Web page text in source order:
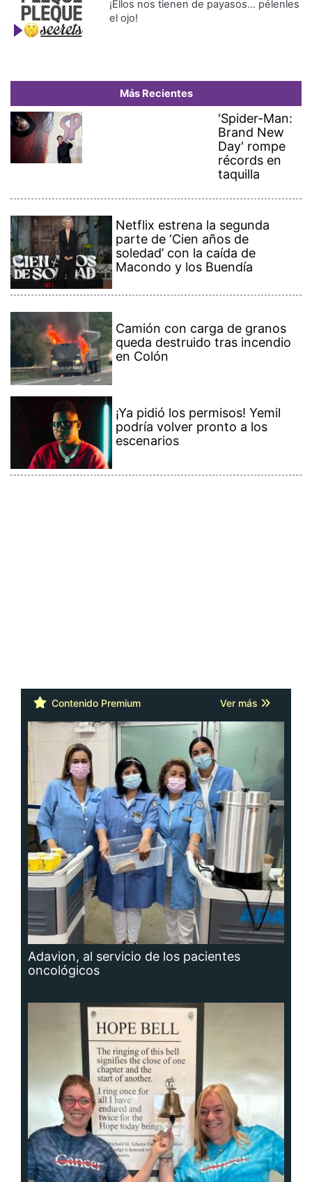
¡Ellos nos tienen de payasos… pélenles
el ojo!
Más Recientes
'Spider-Man:
Brand New
Day' rompe
récords en
taquilla
Netflix estrena la segunda
parte de ‘Cien años de
soledad’ con la caída de
Macondo y los Buendía
Camión con carga de granos
queda destruido tras incendio
en Colón
¡Ya pidió los permisos! Yemil
podría volver pronto a los
escenarios
Contenido Premium Ver más
Adavion, al servicio de los pacientes
oncológicos